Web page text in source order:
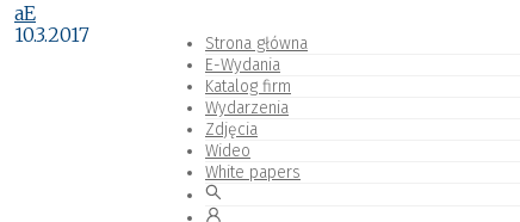
Strona główna
E-Wydania
Katalog firm
Wydarzenia
Zdjęcia
Wideo
White papers
aE
10.3.2017